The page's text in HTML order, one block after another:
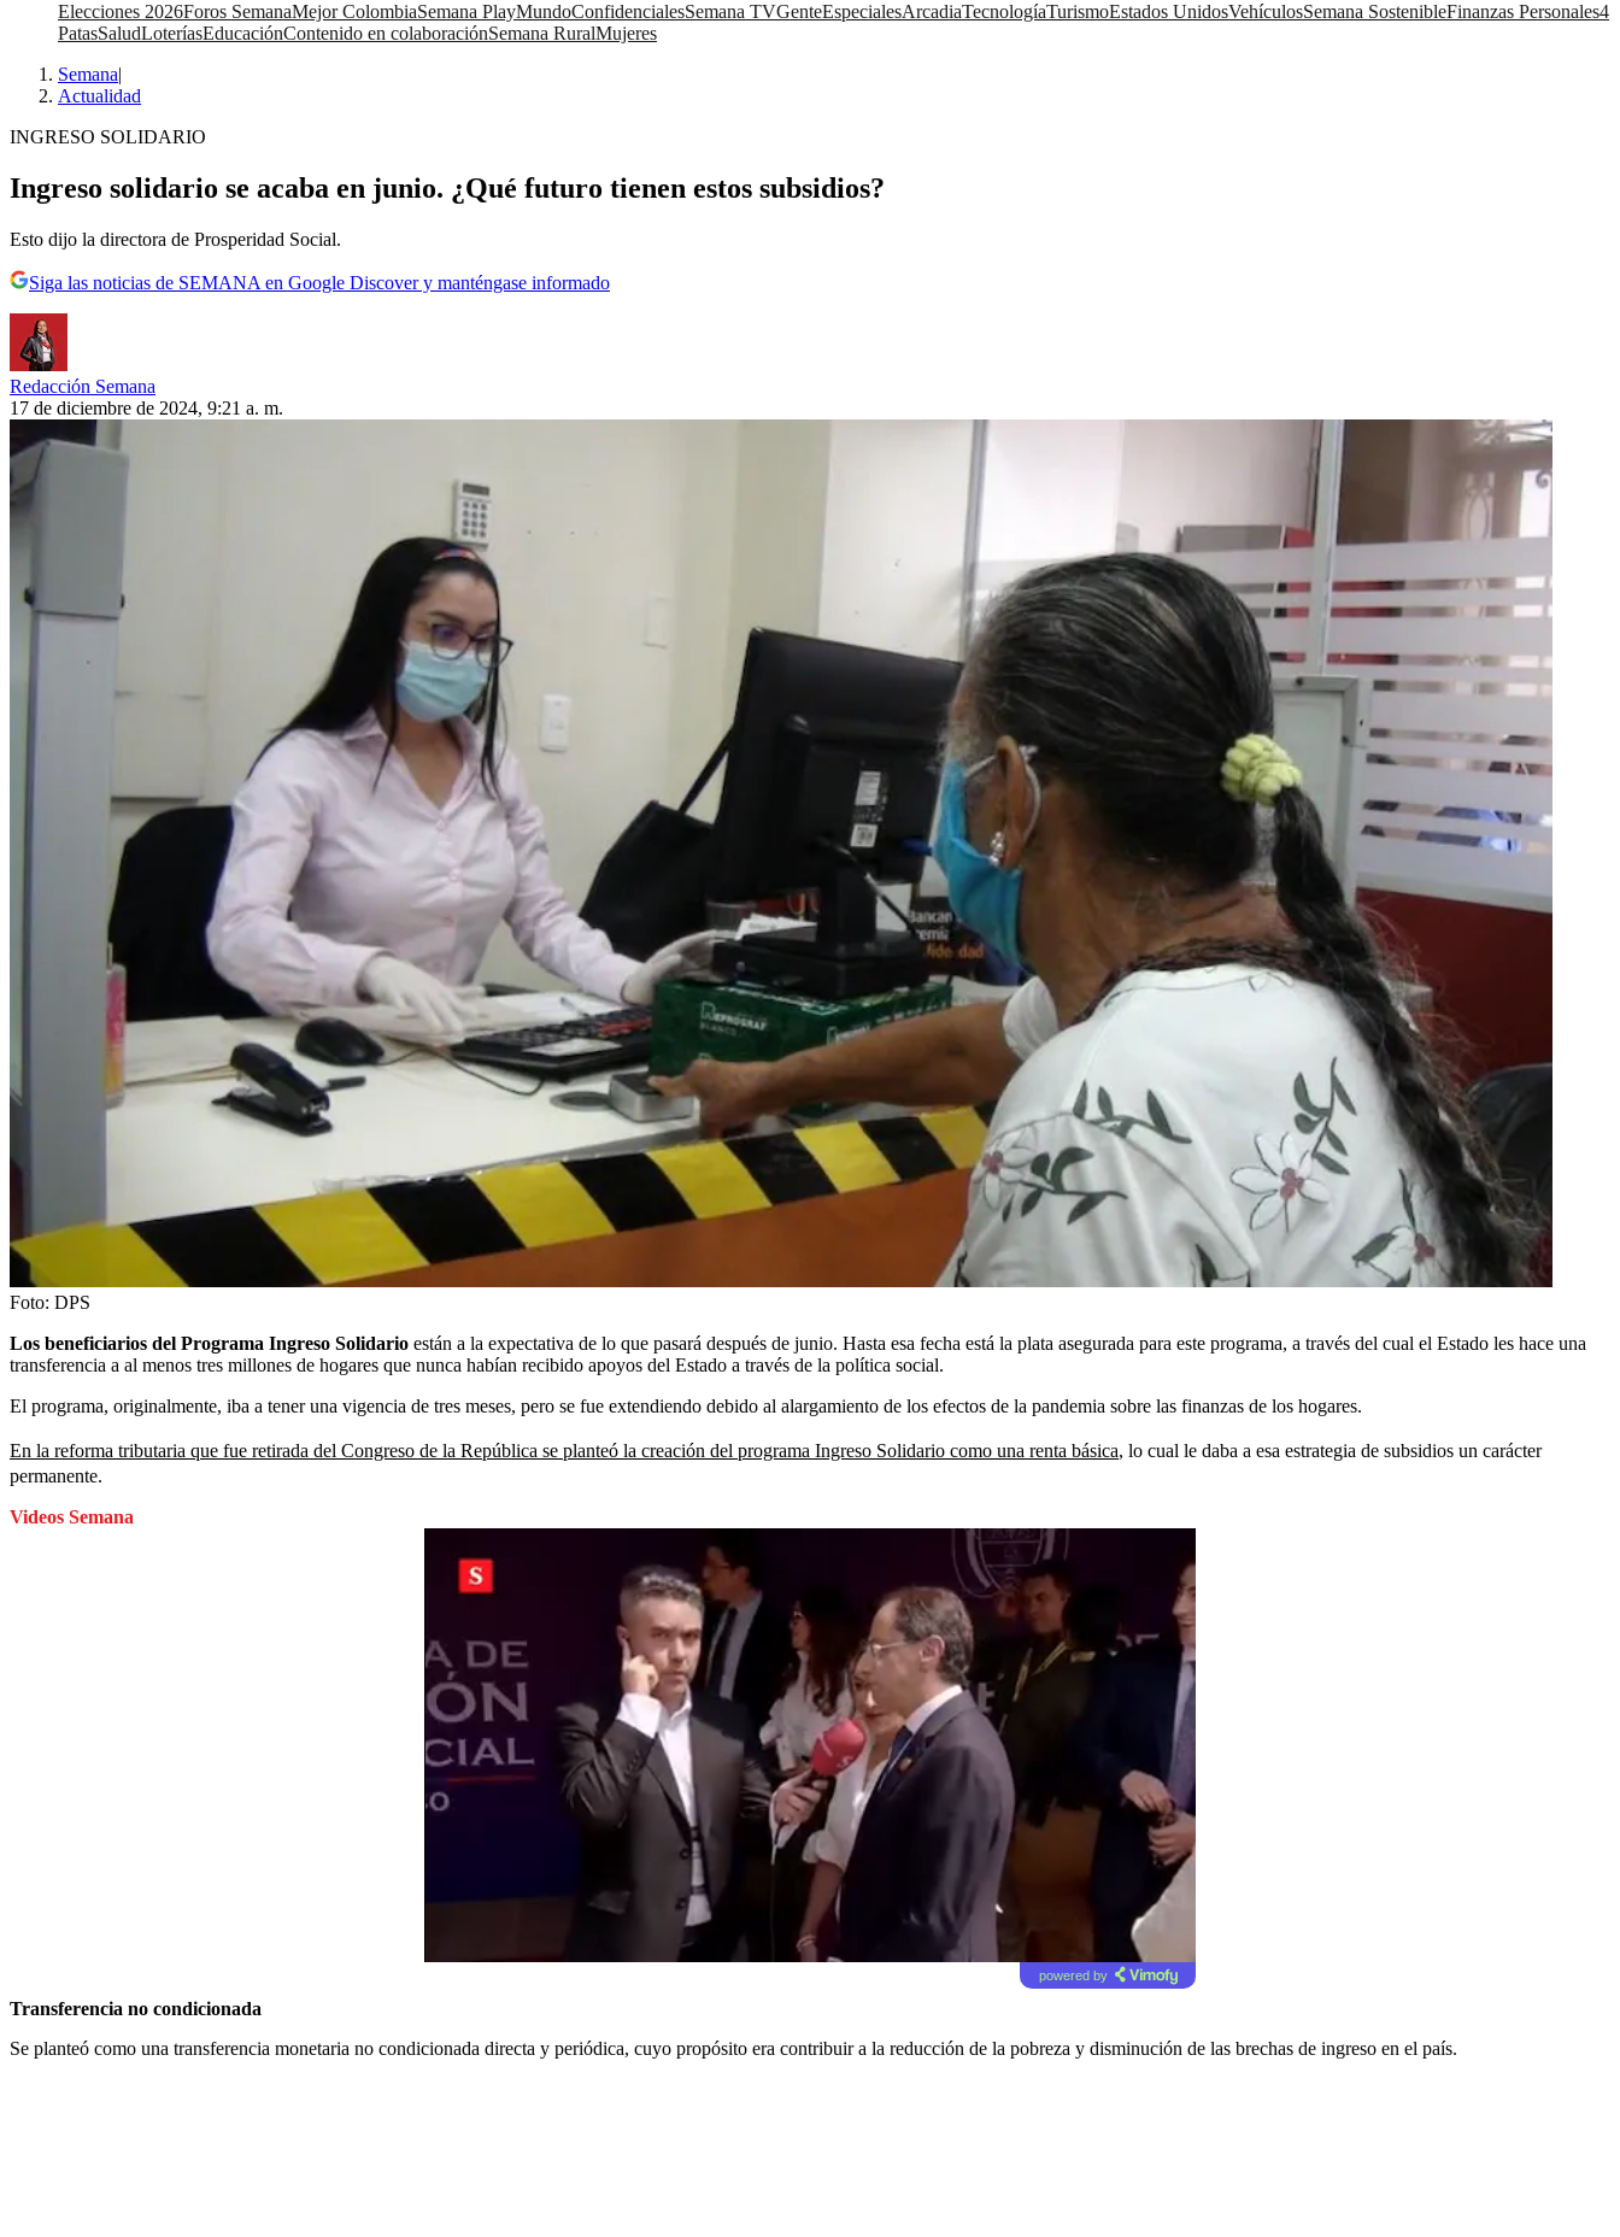
Elecciones 2026Foros SemanaMejor ColombiaSemana PlayMundoConfidencialesSemana TVGenteEspecialesArcadiaTecnologíaTurismoEstados UnidosVehículosSemana SostenibleFinanzas Personales4
PatasSaludLoteríasEducaciónContenido en colaboraciónSemana RuralMujeres
Semana|
Actualidad
INGRESO SOLIDARIO
Ingreso solidario se acaba en junio. ¿Qué futuro tienen estos subsidios?
Esto dijo la directora de Prosperidad Social.
Siga las noticias de SEMANA en Google Discover y manténgase informado
Redacción Semana
17 de diciembre de 2024, 9:21 a. m.
Foto: DPS
Los beneficiarios del Programa Ingreso Solidario están a la expectativa de lo que pasará después de junio. Hasta esa fecha está la plata asegurada para este programa, a través del cual el Estado les hace una
transferencia a al menos tres millones de hogares que nunca habían recibido apoyos del Estado a través de la política social.
El programa, originalmente, iba a tener una vigencia de tres meses, pero se fue extendiendo debido al alargamiento de los efectos de la pandemia sobre las finanzas de los hogares.
En la reforma tributaria que fue retirada del Congreso de la República se planteó la creación del programa Ingreso Solidario como una renta básica, lo cual le daba a esa estrategia de subsidios un carácter
permanente.
Videos Semana
powered by
Transferencia no condicionada
Se planteó como una transferencia monetaria no condicionada directa y periódica, cuyo propósito era contribuir a la reducción de la pobreza y disminución de las brechas de ingreso en el país.